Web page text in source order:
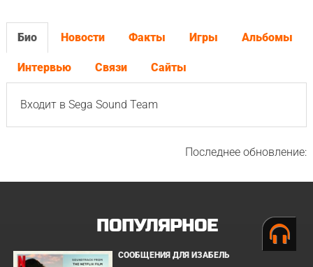
Био Новости Факты Игры Альбомы
Интервью Связи Сайты
Входит в Sega Sound Team
Последнее обновление:
ПОПУЛЯРНОЕ
СООБЩЕНИЯ ДЛЯ ИЗАБЕЛЬ